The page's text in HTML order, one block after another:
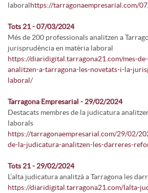
laboralhttps://tarragonaempresarial.com/
Tots 21 - 07/03/2024
Més de 200 professionals analitzen a
jurisprudència en matèria laboral
https://diaridigital.tarragona21.com/mes-
analitzen-a-tarragona-les-novetats-i-la-
laboral/
Tarragona Empresarial - 29/02/2024
Destacats membres de la judicatura
laborals
https://tarragonaempresarial.com/29/02/
de-la-judicatura-analitzen-les-darreres-
Tots 21 - 29/02/2024
L’alta judicatura analitzà a Tarragona les
https://diaridigital.tarragona21.com/lalta-